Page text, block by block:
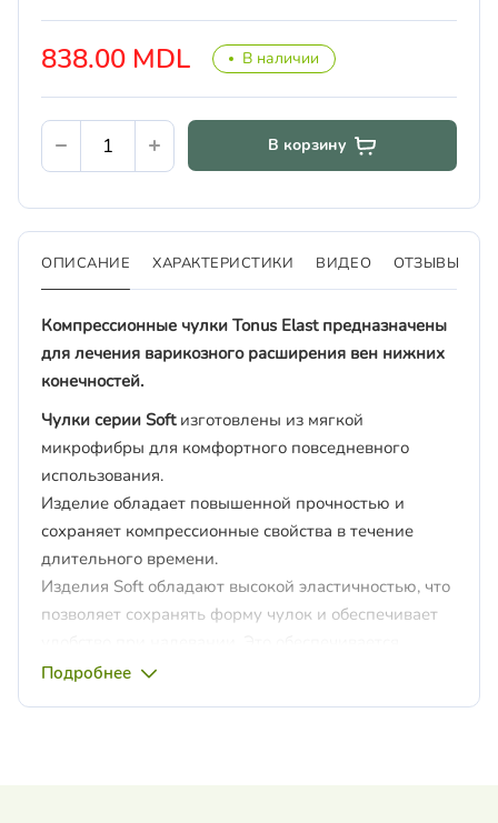
838.00 MDL В наличии
В корзину
ОПИСАНИЕ ХАРАКТЕРИСТИКИ ВИДЕО ОТЗЫВЫ
Компрессионные чулки Tonus Elast предназначены
для лечения варикозного расширения вен нижних
конечностей.
Чулки серии Soft изготовлены из мягкой
микрофибры для комфортного повседневного
использования.
Изделие обладает повышенной прочностью и
сохраняет компрессионные свойства в течение
длительного времени.
Изделия Soft обладают высокой эластичностью, что
позволяет сохранять форму чулок и обеспечивает
технологией двойной обкрутки лайкры.
Подробнее